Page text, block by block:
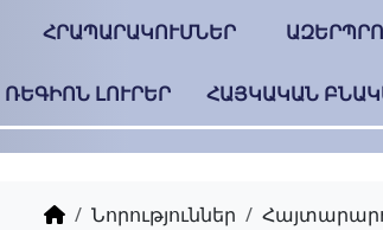
ՀՐԱՊԱՐԱԿՈՒՄՆԵՐ
ՌԵԳԻՈՆ ԼՈՒՐԵՐ ՀԱՅԿԱԿԱՆ
Նորություններ